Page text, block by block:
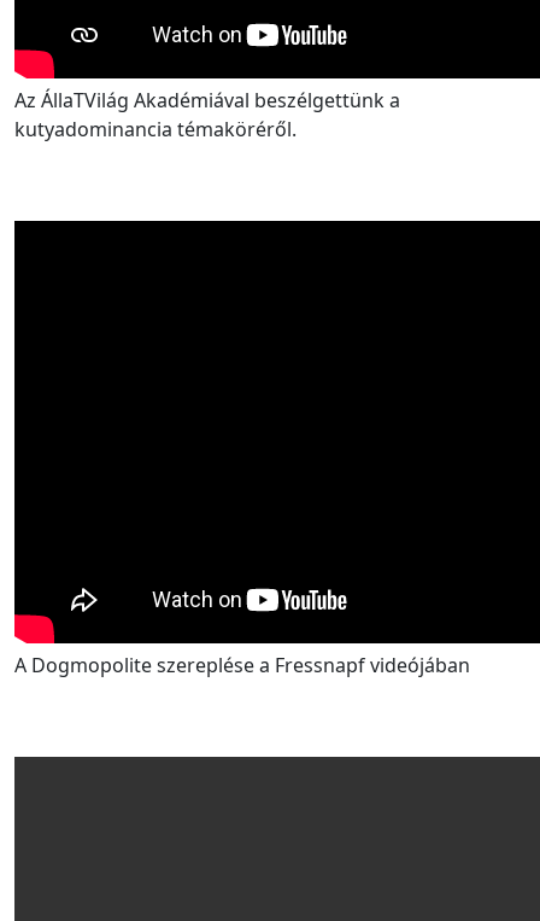
Az ÁllaTVilág Akadémiával beszélgettünk a
kutyadominancia témaköréről.
A Dogmopolite szereplése a Fressnapf videójában